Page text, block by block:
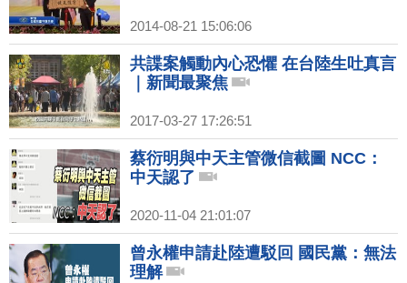
2014-08-21 15:06:06
共諜案觸動內心恐懼 在台陸生吐真言
｜新聞最聚焦
2017-03-27 17:26:51
蔡衍明與中天主管微信截圖 NCC：
中天認了
2020-11-04 21:01:07
曾永權申請赴陸遭駁回 國民黨：無法
理解